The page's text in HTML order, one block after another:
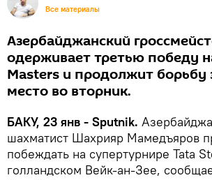
Все материалы
Азербайджанский
одерживает третью победу
Masters и продолжит борьбу
место во вторник.
БАКУ, 23 янв - Sputnik.
шахматист Шахрияр Мамедъяров
побеждать на супертурнире Tata
голландском Вейк-ан-Зее,